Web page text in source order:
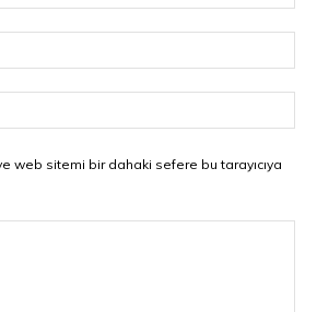
web sitemi bir dahaki sefere bu tarayıcıya